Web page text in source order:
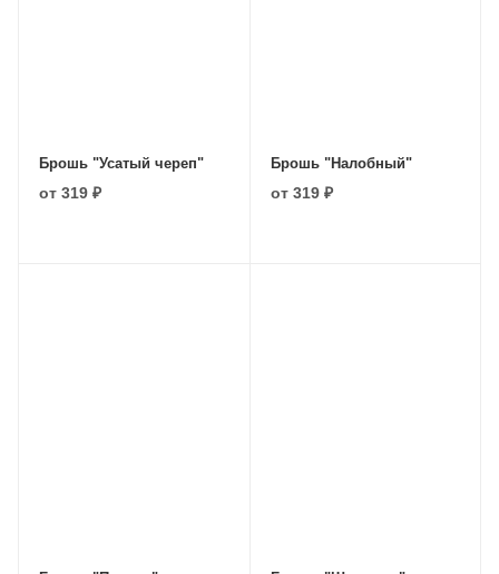
Брошь "Усатый череп"
от 319 ₽
Брошь "Налобный"
от 319 ₽